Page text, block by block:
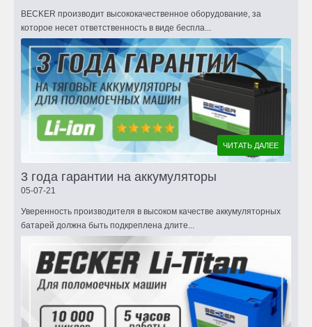
BECKER производит высококачественное оборудование, за
которое несет ответственность в виде беспла...
ЧИТАТЬ ДАЛЕЕ
3 года гарантии на аккумуляторы
05-07-21
Уверенность производителя в высоком качестве аккумуляторных
батарей должна быть подкреплена длите...